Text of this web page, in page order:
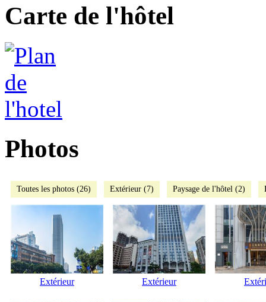
Carte de l'hôtel
Photos
Toutes les photos (26) Extérieur (7) Paysage de l'hôtel (2)
Extérieur Extérieur